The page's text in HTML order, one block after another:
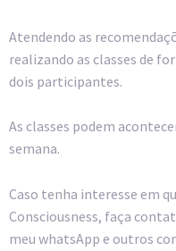
Atendendo as
realizando as classes de
dois participantes.
As classes podem
semana.
Caso tenha interesse em
Consciousness, faça
meu whatsApp e outros
0:00
3:00